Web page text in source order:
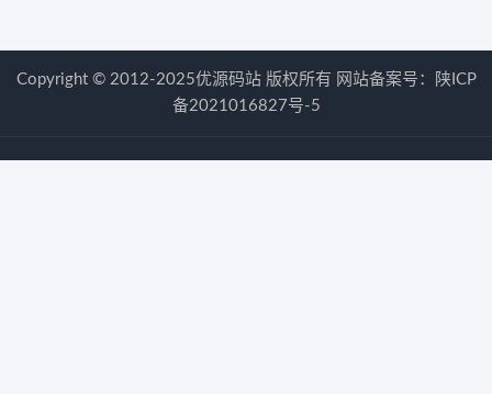
Copyright © 2012-2025优源码站 版权所有 网站备案号：
陕ICP
备2021016827号-5